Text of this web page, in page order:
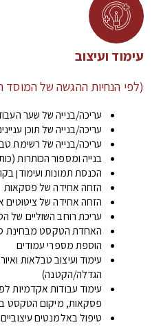
עימוד ועיצוב
(לפי הנחיות ההגשה של
עריכה/בנייה של שער
עריכה/בנייה של תוכן
עריכה/בנייה של רשימת
בנייה ומספור הכותרות
הכנסת תמונות ועימודן
הזחה אחידה של פסקאות
הזחה אחידה של ציטוטים
עריכת רוחב השוליים של
האחדת הטקסט מבחינת סוג
הוספת מספרי עמודים
עימוד ועיצוב טבלאות
הגדלה/הקטנה)
עימוד עבודות אקדמיות
פסקאות, מיקום הטקסט
טיפול באלמנטים